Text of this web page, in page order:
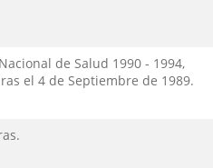
de Salud 1990 - 1994,
el 4 de Septiembre de 1989.